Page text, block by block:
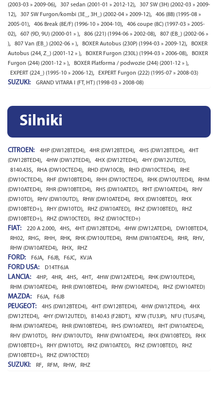
(2003-03 » 2009-06), 307 sedan (2001-01 » 2012-12),
307 SW (3H) (2002-03 » 2009-
12), 307 SW Furgon/kombi (3E_, 3H_) (2002-04 » 2009-12),
406 (8B) (1995-08 »
2005-01), 406 Break (8E/F) (1996-10 » 2004-10),
406 coupe (8C) (1997-03 » 2005-
02), 607 (9D, 9U) (2000-01 » ), 806 (221) (1994-06 » 2002-08),
807 (EB_) (2002-06 »
), 807 Van (EB_) (2002-06 » ), BOXER Autobus (230P) (1994-03 » 2009-12),
BOXER
Autobus (244, Z_) (2001-12 » ), BOXER Furgon (230L) (1994-03 » 2006-08),
BOXER
Furgon (244) (2001-12 » ), BOXER Platforma / podwozie (244) (2001-12 » ),
EXPERT (224_) (1995-10 » 2006-12), EXPERT Furgon (222) (1995-07 » 2008-03)
SUZUKI: GRAND VITARA I (FT, HT) (1998-03 » 2008-08)
Silniki
CITROEN: 4HP (DW12BTED4), 4HR (DW12BTED4), 4HS (DW12BTED4),
4HT
(DW12BTED4), 4HW (DW12TED4), 4HX (DW12TED4), 4HY (DW12UTED),
8140.43S, RHA (DW10CTED4), RHD (DW10CB), RHD (DW10CTED4),
RHE
(DW10CTED4), RHF (DW10BTED4), RHH (DW10CTED4), RHK (DW10UTED4),
RHM
(DW10ATED4), RHR (DW10BTED4), RHS (DW10ATED), RHT (DW10ATED4),
RHV
(DW10TD), RHV (DW10UTD), RHW (DW10ATED4), RHX (DW10BTED),
RHX
(DW10BTED+), RHY (DW10TD), RHZ (DW10ATED), RHZ (DW10BTED),
RHZ
(DW10BTED+), RHZ (DW10CTED), RHZ (DW10CTED+)
FIAT: 220 A 2.000, 4HS, 4HT (DW12BTED4), 4HW (DW12ATED4), DW10BTED4,
RH02, RHG, RHH , RHK, RHK (DW10UTED4), RHM (DW10ATED4), RHR, RHV,
RHW (DW10ATED4), RHX, RHZ
FORD: F6JA, F6JB, F6JC, KVJA
FORD USA: D14TF6JA
LANCIA: 4HP, 4HR, 4HS, 4HT, 4HW (DW12ATED4), RHK (DW10UTED4),
RHM (DW10ATED4), RHR (DW10BTED4), RHW (DW10ATED4), RHZ (DW10ATED)
MAZDA: F6JA, F6JB
PEUGEOT: 4HS (DW12BTED4), 4HT (DW12BTED4), 4HW (DW12TED4),
4HX
(DW12TED4), 4HY (DW12UTED), 8140.43 (F28DT), KFW (TU3JP), NFU (TU5JP4),
RHM (DW10ATED4), RHR (DW10BTED4), RHS (DW10ATED), RHT (DW10ATED4),
RHV (DW10TD), RHV (DW10UTD), RHW (DW10ATED4), RHX (DW10BTED),
RHX
(DW10BTED+), RHY (DW10TD), RHZ (DW10ATED), RHZ (DW10BTED),
RHZ
(DW10BTED+), RHZ (DW10CTED)
SUZUKI: RF, RFM, RHW, RHZ